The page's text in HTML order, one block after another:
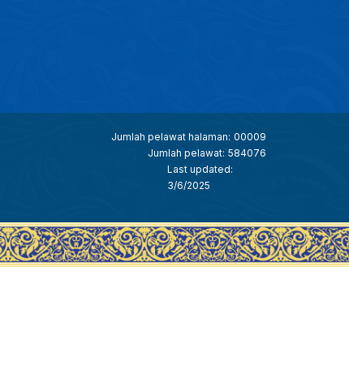
Jumlah pelawat halaman: 00009
Jumlah pelawat: 584076
Last updated:
3/6/2025